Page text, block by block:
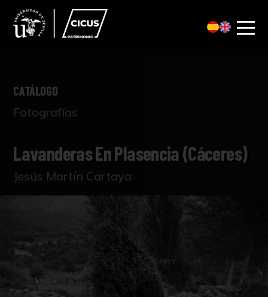
CATÁLOGO
Fotografías
Lavanderas En Plasencia (Cáceres)
Jesús Martín Cartaya